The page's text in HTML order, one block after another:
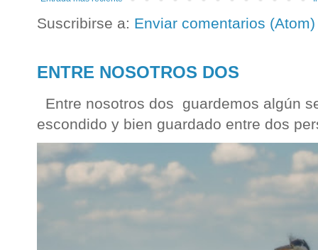
Suscribirse a: Enviar comentarios (Atom)
ENTRE NOSOTROS DOS
Entre nosotros dos guardemos algún
escondido y bien guardado entre dos